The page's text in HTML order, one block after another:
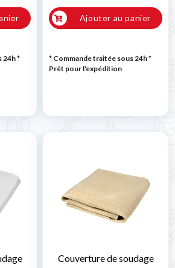
24h*
Ajouter au panier
* Commande traitée sous 24h*
Prêt pour l'expédition
Couverture de soudage